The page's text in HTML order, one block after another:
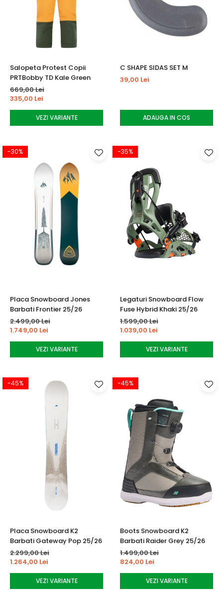
Salopeta Protest Copii
PRTBobby TD Kale Green
669,00 Lei
335,00 Lei
VEZI VARIANTE
C SHAPE SIDAS SET M
39,00 Lei
ADAUGA IN COS
-30%
Placa Snowboard Jones
Barbati Frontier 25/26
2.499,00 Lei
1.749,00 Lei
VEZI VARIANTE
-35%
Legaturi Snowboard Flow
Fuse Hybrid Khaki 25/26
1.599,00 Lei
1.039,00 Lei
VEZI VARIANTE
-45%
Placa Snowboard K2
Barbati Gateway Pop 25/26
2.299,00 Lei
1.264,00 Lei
VEZI VARIANTE
-45%
Boots Snowboard K2
Barbati Raider Grey 25/26
1.499,00 Lei
824,00 Lei
VEZI VARIANTE